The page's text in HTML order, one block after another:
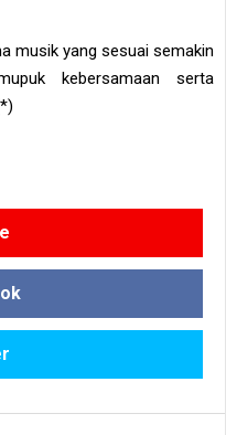
musik yang sesuai semakin
kebersamaan serta